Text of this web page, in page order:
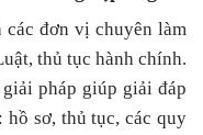
các đơn vị chuyên làm
thủ tục hành chính.
pháp giúp giải đáp
hồ sơ, thủ tục, các quy